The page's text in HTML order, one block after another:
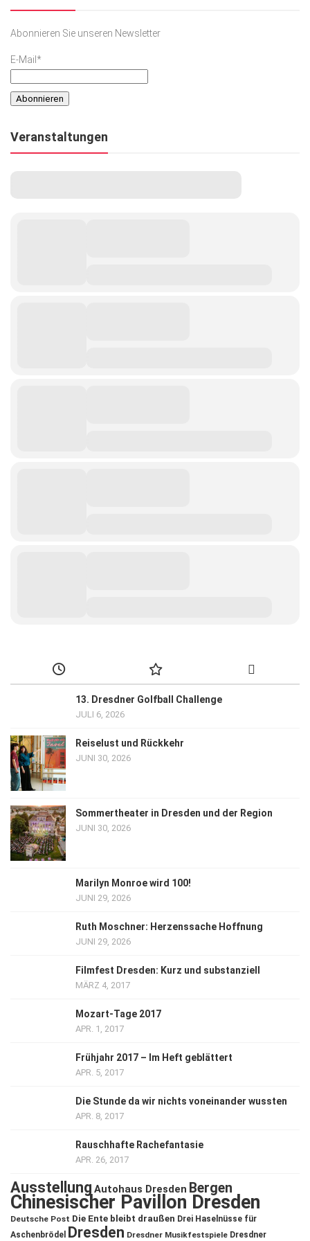
Lifestyle
Ausflug & Reise
Abonnieren Sie unseren Newsletter
E-Mail*
Veranstaltungen
13. Dresdner Golfball Challenge
JULI 6, 2026
Reiselust und Rückkehr
JUNI 30, 2026
Sommertheater in Dresden und der Region
JUNI 30, 2026
Marilyn Monroe wird 100!
JUNI 29, 2026
Ruth Moschner: Herzenssache Hoffnung
JUNI 29, 2026
Filmfest Dresden: Kurz und substanziell
MÄRZ 4, 2017
Mozart-Tage 2017
APR. 1, 2017
Frühjahr 2017 – Im Heft geblättert
APR. 5, 2017
Die Stunde da wir nichts voneinander wussten
APR. 8, 2017
Rauschhafte Rachefantasie
APR. 26, 2017
Ausstellung Autohaus Dresden Bergen
Chinesischer Pavillon Dresden
Deutsche Post Die Ente bleibt draußen Drei Haselnüsse für
Aschenbrödel Dresden Dresdner Musikfestspiele Dresdner